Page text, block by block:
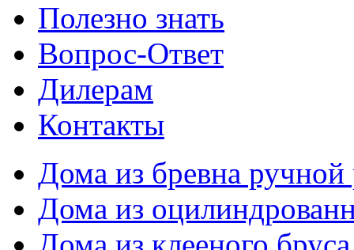
Полезно знать
Вопрос-Ответ
Дилерам
Контакты
Дома из бревна ручной
Дома из